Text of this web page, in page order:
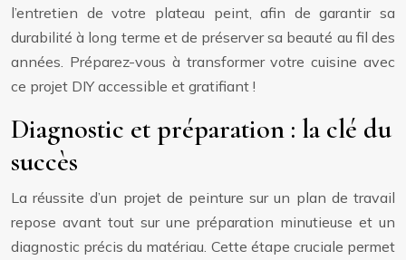
l’entretien de votre plateau peint, afin de garantir sa
durabilité à long terme et de préserver sa beauté au fil des
années. Préparez-vous à transformer votre cuisine avec
ce projet DIY accessible et gratifiant !
Diagnostic et préparation : la clé du
succès
La réussite d’un projet de peinture sur un plan de travail
repose avant tout sur une préparation minutieuse et un
diagnostic précis du matériau. Cette étape cruciale permet